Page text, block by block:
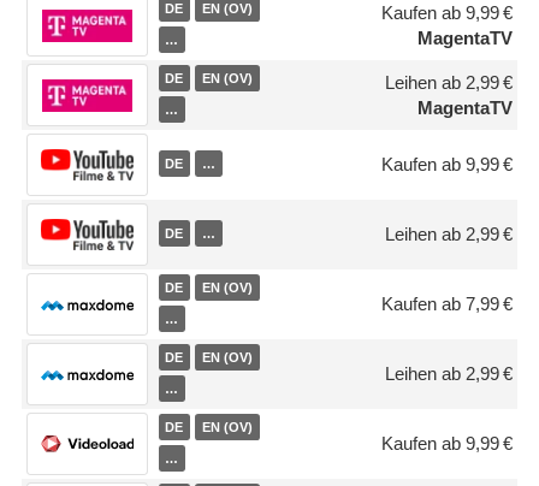
DE EN (OV)
…
Kaufen ab 9,99 €
MagentaTV
DE EN (OV)
…
Leihen ab 2,99 €
MagentaTV
DE … Kaufen ab 9,99 €
DE … Leihen ab 2,99 €
DE EN (OV)
…
Kaufen ab 7,99 €
DE EN (OV)
…
Leihen ab 2,99 €
DE EN (OV)
…
Kaufen ab 9,99 €